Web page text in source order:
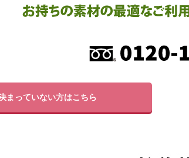
まっていない方はこちら